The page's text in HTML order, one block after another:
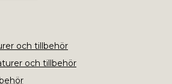
och tillbehör
och tillbehör